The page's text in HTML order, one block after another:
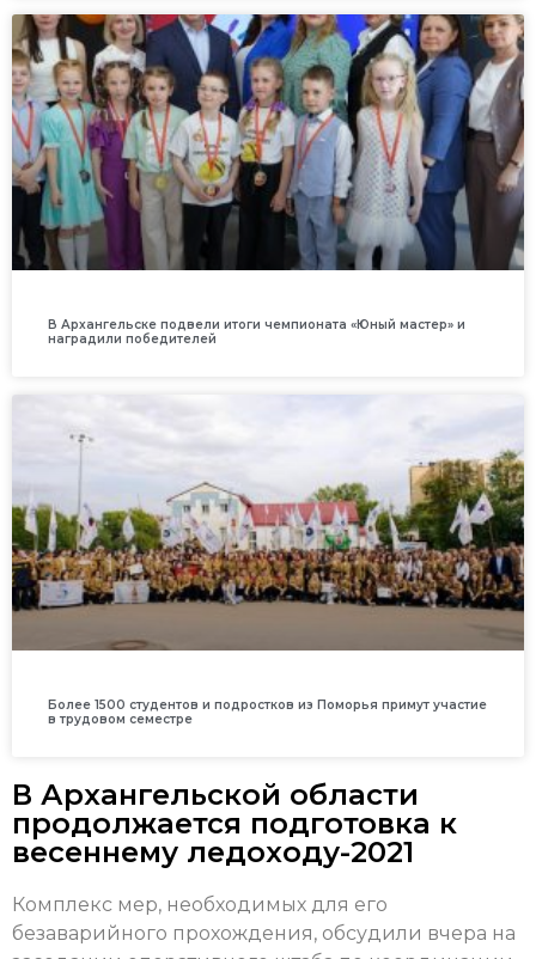
В Архангельске подвели итоги чемпионата «Юный мастер» и
наградили победителей
Более 1500 студентов и подростков из Поморья примут участие
в трудовом семестре
В Архангельской области
продолжается подготовка к
весеннему ледоходу-2021
Комплекс мер, необходимых для его
безаварийного прохождения, обсудили вчера на